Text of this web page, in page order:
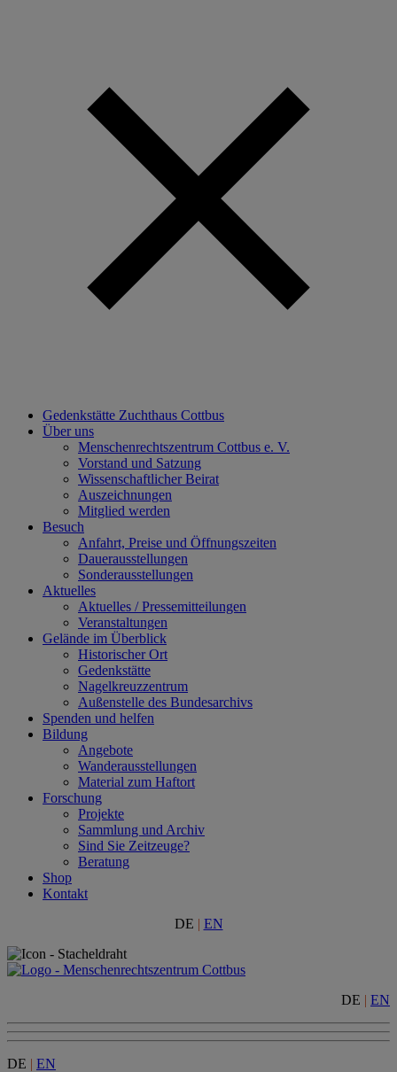
Gedenkstätte Zuchthaus Cottbus
Über uns
Menschenrechtszentrum Cottbus e. V.
Vorstand und Satzung
Wissenschaftlicher Beirat
Auszeichnungen
Mitglied werden
Besuch
Anfahrt, Preise und Öffnungszeiten
Dauerausstellungen
Sonderausstellungen
Aktuelles
Aktuelles / Pressemitteilungen
Veranstaltungen
Gelände im Überblick
Historischer Ort
Gedenkstätte
Nagelkreuzzentrum
Außenstelle des Bundesarchivs
Spenden und helfen
Bildung
Angebote
Wanderausstellungen
Material zum Haftort
Forschung
Projekte
Sammlung und Archiv
Sind Sie Zeitzeuge?
Beratung
Shop
Kontakt
DE | EN
DE | EN
DE | EN